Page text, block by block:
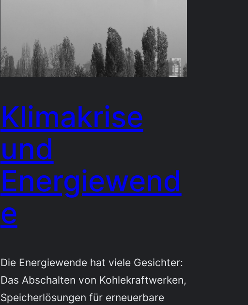
Klimakrise
und
Energiewend
e
Die Energiewende hat viele Gesichter:
Das Abschalten von Kohlekraftwerken,
Speicherlösungen für erneuerbare